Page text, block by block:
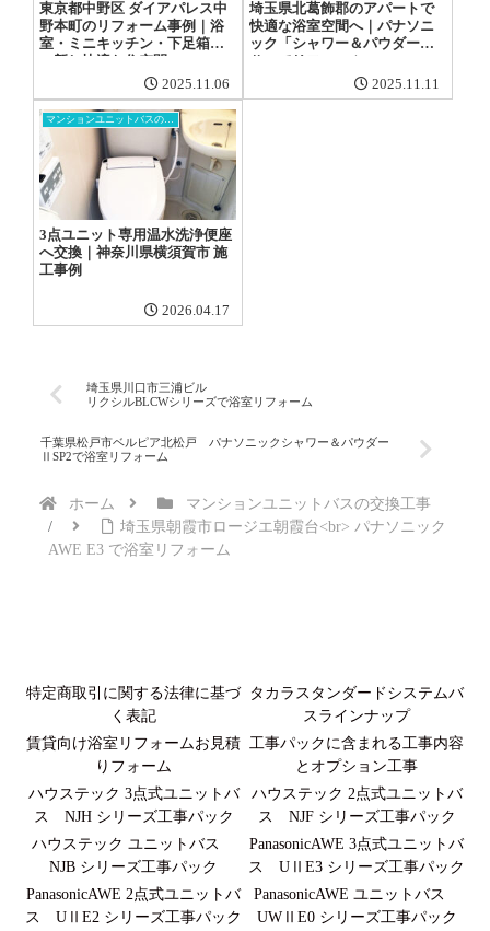
東京都中野区 ダイアパレス中
野本町のリフォーム事例｜浴
室・ミニキッチン・下足箱を
一新し快適な住空間へ
2025.11.06
埼玉県北葛飾郡のアパートで
快適な浴室空間へ｜パナソニ
ック「シャワー＆パウダー
Ⅱ」でリフォーム
2025.11.11
マンションユニットバスの交換工事
3点ユニット専用温水洗浄便座
へ交換｜神奈川県横須賀市 施
工事例
2026.04.17
埼玉県川口市三浦ビル
リクシルBLCWシリーズで浴室リフォーム
千葉県松戸市ベルピア北松戸 パナソニックシャワー＆パウダー
ⅡSP2で浴室リフォーム
ホーム
マンションユニットバスの交換工事
埼玉県朝霞市ロージエ朝霞台<br> パナソニック
AWE E3 で浴室リフォーム
特定商取引に関する法律に基づ
く表記
タカラスタンダードシステムバ
スラインナップ
賃貸向け浴室リフォームお見積
りフォーム
工事パックに含まれる工事内容
とオプション工事
ハウステック 3点式ユニットバ
ス NJH シリーズ工事パック
ハウステック 2点式ユニットバ
ス NJF シリーズ工事パック
ハウステック ユニットバス
NJB シリーズ工事パック
PanasonicAWE 3点式ユニットバ
ス UⅡE3 シリーズ工事パック
PanasonicAWE 2点式ユニットバ
ス UⅡE2 シリーズ工事パック
PanasonicAWE ユニットバス
UWⅡE0 シリーズ工事パック